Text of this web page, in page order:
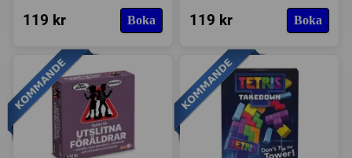
119 kr Boka 119 kr Boka